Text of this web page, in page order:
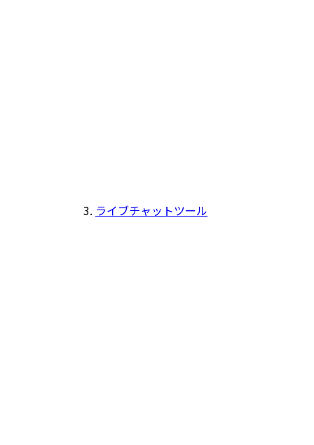
ライブチャットツール